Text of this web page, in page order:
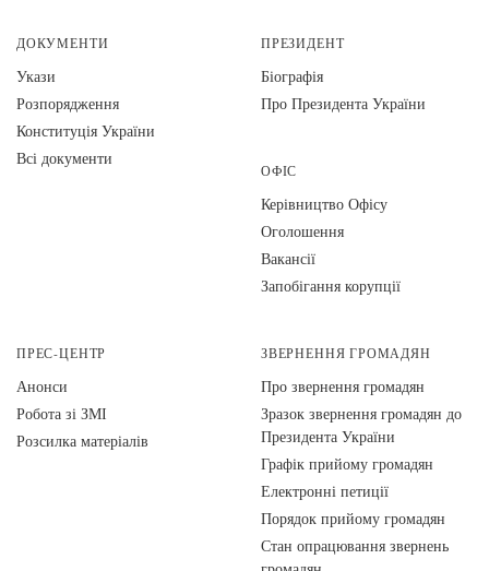
ДОКУМЕНТИ
Укази
Розпорядження
Конституція України
Всі документи
ПРЕЗИДЕНТ
Біографія
Про Президента України
ОФІС
Керівництво Офісу
Оголошення
Вакансії
Запобігання корупції
ПРЕС-ЦЕНТР
Анонси
Робота зі ЗМІ
Розсилка матеріалів
ЗВЕРНЕННЯ ГРОМАДЯН
Про звернення громадян
Зразок звернення громадян до
Президента України
Графік прийому громадян
Електронні петиції
Порядок прийому громадян
Стан опрацювання звернень